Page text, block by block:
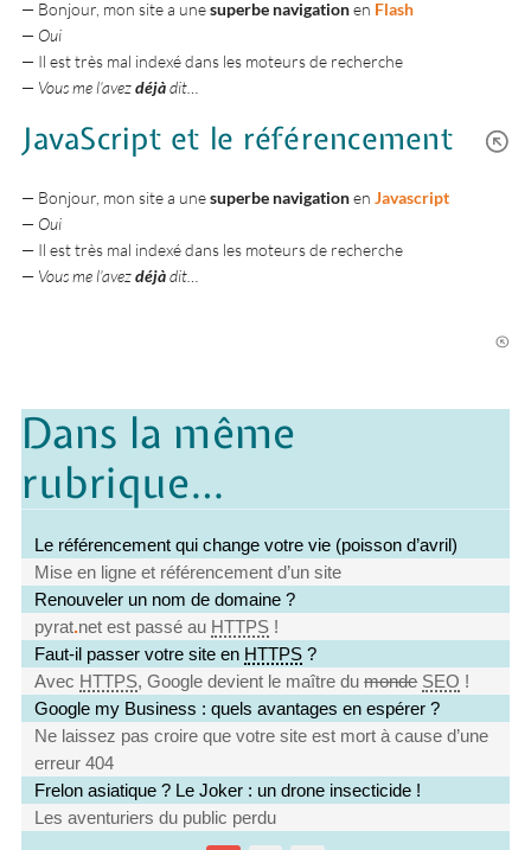
— Bonjour, mon site a unesuperbe navigationen Flash
— Oui
— Il est très mal indexé dans les moteurs de recherche
— Vous me l’avezdéjàdit…
JavaScript et le référencement
— Bonjour, mon site a unesuperbe navigationenJavascript
— Oui
— Il est très mal indexé dans les moteurs de recherche
— Vous me l’avezdéjàdit…
Dans la même
rubrique…
Le référencement qui change votre vie (poisson d’avril)
Mise en ligne et référencement d’un site
Renouveler un nom de domaine ?
pyrat.net est passé au HTTPS !
Faut-il passer votre site en HTTPS ?
Avec HTTPS, Google devient le maître dumonde SEO !
Google my Business : quels avantages en espérer ?
Ne laissez pas croire que votre site est mort à cause d’une
erreur 404
Frelon asiatique ? Le Joker : un drone insecticide !
Les aventuriers du public perdu